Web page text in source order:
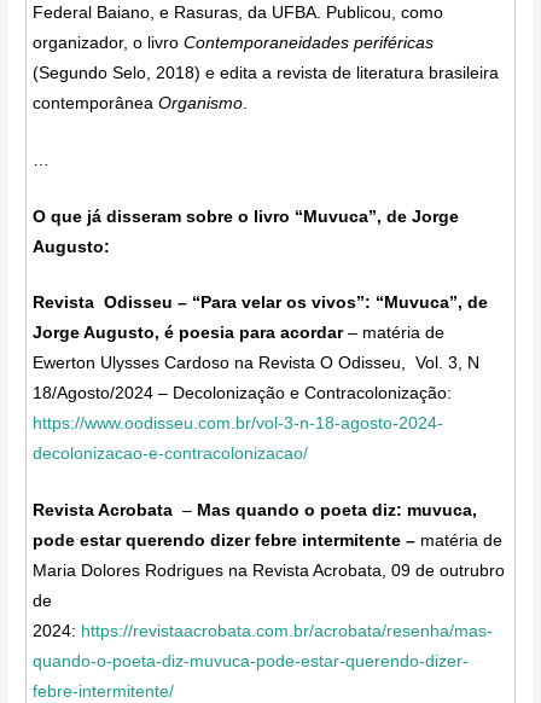
Federal Baiano, e Rasuras, da UFBA. Publicou, como
organizador, o livroContemporaneidades periféricas
(Segundo Selo, 2018) e edita a revista de literatura brasileira
contemporâneaOrganismo
O que já disseram sobre o livro “Muvuca”, de Jorge
Augusto:
Revista Odisseu – “Para velar os vivos”: “Muvuca”, de
Jorge Augusto, é poesia para acordar– matéria de
Ewerton Ulysses Cardoso na Revista O Odisseu, Vol. 3, N
18/Agosto/2024 – Decolonização e Contracolonização:
https://www.oodisseu.com.br/vol-3-n-18-agosto-2024-
decolonizacao-e-contracolonizacao/
Revista Acrobata – Mas quando o poeta diz: muvuca,
pode estar querendo dizer febre intermitente – matéria de
Maria Dolores Rodrigues na Revista Acrobata, 09 de outrubro
de
2024: https://revistaacrobata.com.br/acrobata/resenha/mas-
quando-o-poeta-diz-muvuca-pode-estar-querendo-dizer-
febre-intermitente/